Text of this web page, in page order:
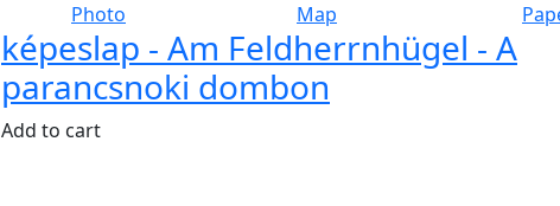
Photo Map
képeslap - Am Feldherrnhügel - A
parancsnoki dombon
Add to cart